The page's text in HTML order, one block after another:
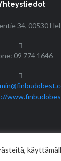
34, 00530
09 774 1646